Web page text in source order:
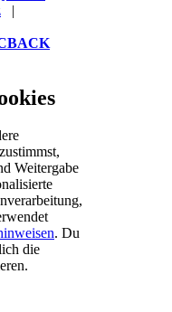
|
Weitergabe
. Du
die